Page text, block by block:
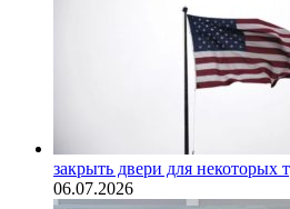
закрыть двери для некоторых
06.07.2026